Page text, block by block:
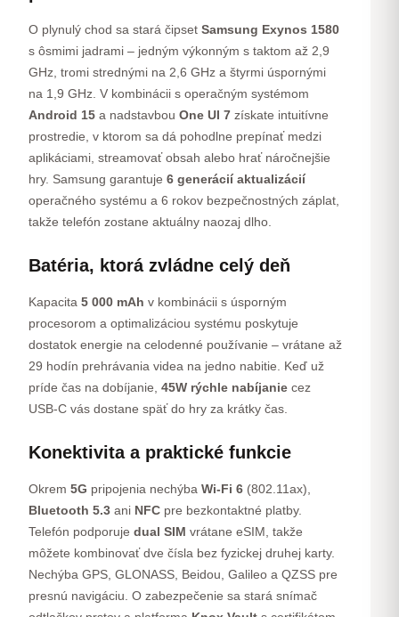
O plynulý chod sa stará čipset Samsung Exynos 1580
s ôsmimi jadrami – jedným výkonným s taktom až 2,9
GHz, tromi strednými na 2,6 GHz a štyrmi úspornými
na 1,9 GHz. V kombinácii s operačným systémom
Android 15 a nadstavbou One UI 7 získate intuitívne
prostredie, v ktorom sa dá pohodlne prepínať medzi
aplikáciami, streamovať obsah alebo hrať náročnejšie
hry. Samsung garantuje 6 generácií aktualizácií
operačného systému a 6 rokov bezpečnostných záplat,
takže telefón zostane aktuálny naozaj dlho.
Batéria, ktorá zvládne celý deň
Kapacita 5 000 mAh v kombinácii s úsporným
procesorom a optimalizáciou systému poskytuje
dostatok energie na celodenné používanie – vrátane až
29 hodín prehrávania videa na jedno nabitie. Keď už
príde čas na dobíjanie, 45W rýchle nabíjanie cez
USB-C vás dostane späť do hry za krátky čas.
Konektivita a praktické funkcie
Okrem 5G pripojenia nechýba Wi-Fi 6 (802.11ax),
Bluetooth 5.3 ani NFC pre bezkontaktné platby.
Telefón podporuje dual SIM vrátane eSIM, takže
môžete kombinovať dve čísla bez fyzickej druhej karty.
Nechýba GPS, GLONASS, Beidou, Galileo a QZSS pre
presnú navigáciu. O zabezpečenie sa stará snímač